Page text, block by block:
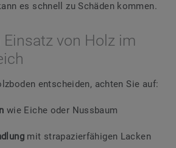
es schnell zu Schäden kommen.
von Holz im
entscheiden, achten Sie auf:
wie Eiche oder Nussbaum
mit strapazierfähigen Lacken